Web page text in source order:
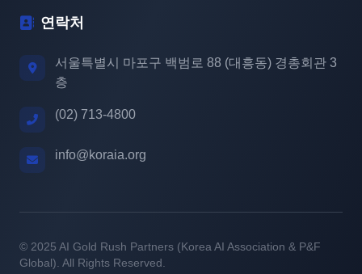
연락처
서울특별시 마포구 백범로 88 (대흥동) 경총회관 3
층
(02) 713-4800
info@koraia.org
© 2025 AI Gold Rush Partners (Korea AI Association & P&F
Global). All Rights Reserved.